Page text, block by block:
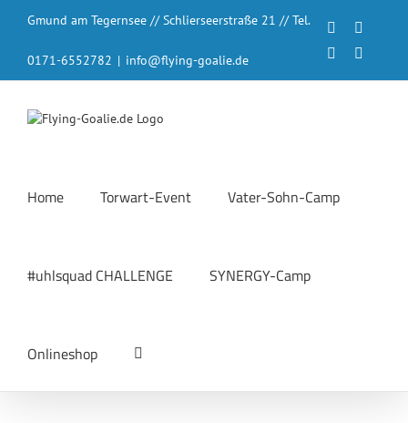
InhaltGmund am Tegernsee // Schlierseerstraße 21 // Tel.
0171-6552782 | info@flying-goalie.de
Facebook
LinkedIn
Home Torwart-Event Vater-Sohn-Camp
#uhlsquad CHALLENGE SYNERGY-Camp
Onlineshop